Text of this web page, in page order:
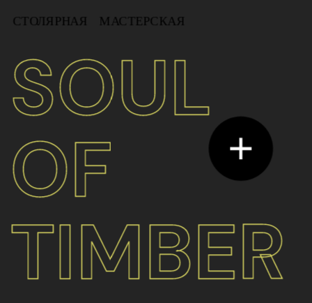
СТОЛЯРНАЯ    МАСТЕРСКАЯ
SOUL
OF
TIMBER